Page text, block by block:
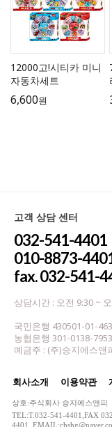
12000고!시티카 미니
자동차세트
6,600원
고객 상담 센터
032-541-4401
010-8873-
fax. 032-541-
상담시간 : 오전 9:30 ~
국민은행 430501-01-
농협은행 301-0138-
예금주 : (주)승지에스앤
회사소개 이용약관
상호:주식회사 승지에스앤
TEL:T.032-541-4401,FAX
4401